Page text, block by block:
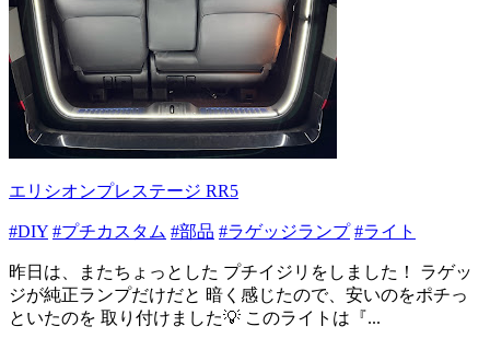
エリシオンプレステージ RR5
#DIY #プチカスタム #部品 #ラゲッジランプ #ライト
昨日は、またちょっとした プチイジリをしました！ ラゲッ
ジが純正ランプだけだと 暗く感じたので、安いのをポチっ
といたのを 取り付けました💡 このライトは『...